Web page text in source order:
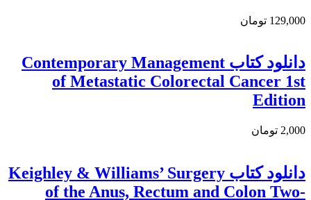
129,000 تومان
دانلود کتاب Contemporary Management
of Metastatic Colorectal Cancer 1st
Edition
2,000 تومان
دانلود کتاب Keighley & Williams’ Surgery
of the Anus, Rectum and Colon Two-